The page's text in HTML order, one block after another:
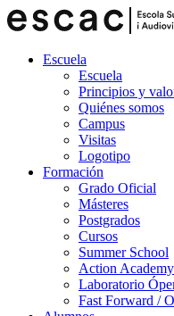
Escuela
Escuela
Principios y
Quiénes somos
Campus
Visitas
Logotipo
Formación
Grado Oficial
Másteres
Postgrados
Cursos
Summer School
Action Academy
Laboratorio
Fast Forward /